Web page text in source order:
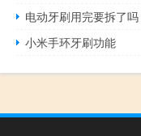
电动牙刷用完要拆了吗
小米手环牙刷功能